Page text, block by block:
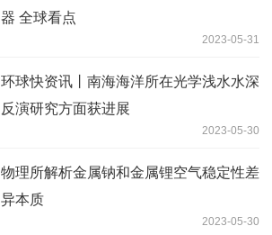
器 全球看点
2023-05-31
环球快资讯丨南海海洋所在光学浅水水深
反演研究方面获进展
2023-05-30
物理所解析金属钠和金属锂空气稳定性差
异本质
2023-05-30